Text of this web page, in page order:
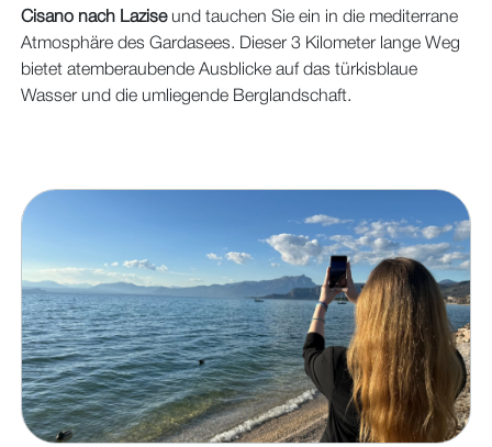
Cisano nach Laziseund tauchen Sie ein in die mediterrane
Atmosphäre des Gardasees. Dieser 3 Kilometer lange Weg
bietet atemberaubende Ausblicke auf das türkisblaue
Wasser und die umliegende Berglandschaft.